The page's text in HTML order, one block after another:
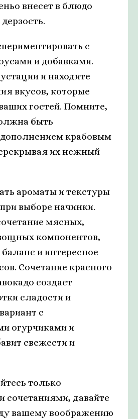
внесет в блюдо
с
и добавками.
и находите
вкусов, которые
гостей. Помните,
быть
крабовым
их нежный
ароматы и текстуры
выборе начинки.
мясных,
компонентов,
и интересное
Сочетание красного
создаст
сладости и
с
огурчиками и
свежести и
только
сочетаниями, давайте
вашему воображению